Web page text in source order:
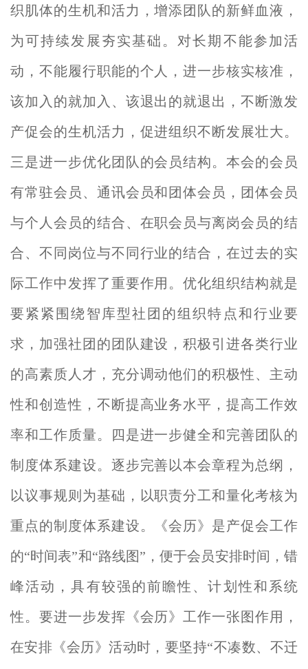
织肌体的生机和活力，增添团队的新鲜血液，
为可持续发展夯实基础。对长期不能参加活
动，不能履行职能的个人，进一步核实核准，
该加入的就加入、该退出的就退出，不断激发
产促会的生机活力，促进组织不断发展壮大。
三是进一步优化团队的会员结构。本会的会员
有常驻会员、通讯会员和团体会员，团体会员
与个人会员的结合、在职会员与离岗会员的结
合、不同岗位与不同行业的结合，在过去的实
际工作中发挥了重要作用。优化组织结构就是
要紧紧围绕智库型社团的组织特点和行业要
求 ，加强社团的团队建设，积极引进各类行业
的高素质人才，充分调动他们的积极性、主动
性和创造性，不断提高业务水平，提高工作效
率和工作质量。四是进一步健全和完善团队的
制度体系建设。逐步完善以本会章程为总纲，
以议事规则为基础，以职责分工和量化考核为
重点的制度体系建设。《会历》是产促会工作
的“时间表”和“路线图”，便于会员安排时间，错
峰活动，具有较强的前瞻性、计划性和系统
性。要进一步发挥《会历》工作一张图作用 ，
在安排《会历》活动时，要坚持“不凑数、不迁